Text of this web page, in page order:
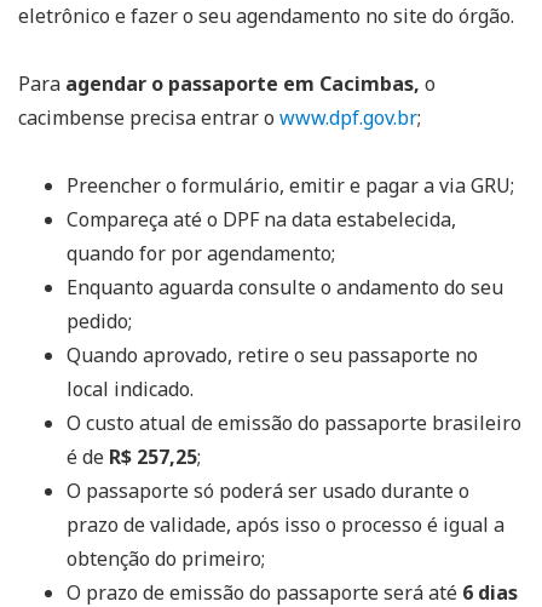
eletrônico e fazer o seu agendamento no site do órgão.
Para agendar o passaporte em Cacimbas, o
cacimbense precisa entrar o www.dpf.gov.br;
Preencher o formulário, emitir e pagar a via GRU;
Compareça até o DPF na data estabelecida,
quando for por agendamento;
Enquanto aguarda consulte o andamento do seu
pedido;
Quando aprovado, retire o seu passaporte no
local indicado.
O custo atual de emissão do passaporte brasileiro
é de R$ 257,25;
O passaporte só poderá ser usado durante o
prazo de validade, após isso o processo é igual a
obtenção do primeiro;
O prazo de emissão do passaporte será até 6 dias